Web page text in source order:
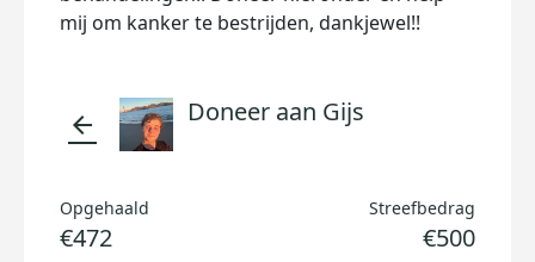
mij om kanker te bestrijden, dankjewel!!
arrow_back Doneer aan Gijs
Opgehaald
€472
Streefbedrag
€500